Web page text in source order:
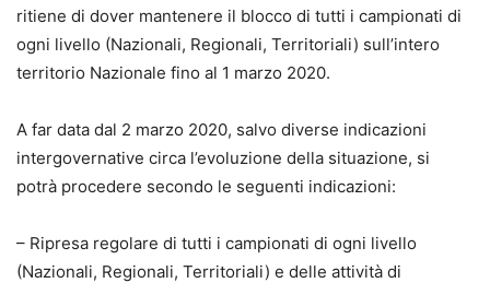
ritiene di dover mantenere il blocco di tutti i campionati di
ogni livello (Nazionali, Regionali, Territoriali) sull’intero
territorio Nazionale fino al 1 marzo 2020.
A far data dal 2 marzo 2020, salvo diverse indicazioni
intergovernative circa l’evoluzione della situazione, si
potrà procedere secondo le seguenti indicazioni:
– Ripresa regolare di tutti i campionati di ogni livello
(Nazionali, Regionali, Territoriali) e delle attività di